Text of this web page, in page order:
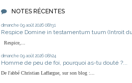
NOTES RÉCENTES
dimanche 09 août 2026 08h31
Respice Domine in testamentum tuum (Introit
Respice,...
dimanche 09 août 2026 08h24
Homme de peu de foi, pourquoi as-tu douté ?...
De l'abbé Christian Laffargue, sur son blog :...